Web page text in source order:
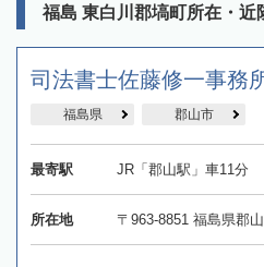
福島 東白川郡塙町所在・近
司法書士佐藤修一事務
福島県 郡山市
最寄駅 JR「郡山駅」車11分
所在地 〒963-8851 福島県郡